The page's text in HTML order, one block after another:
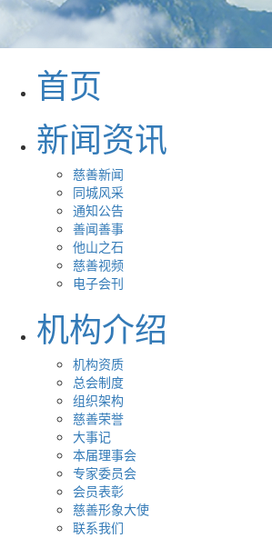
首页
新闻资讯
慈善新闻
同城风采
通知公告
善闻善事
他山之石
慈善视频
电子会刊
机构介绍
机构资质
总会制度
组织架构
慈善荣誉
大事记
本届理事会
专家委员会
会员表彰
慈善形象大使
联系我们